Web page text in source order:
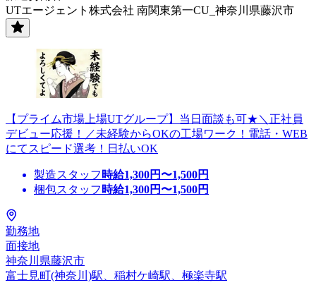
UTエージェント株式会社 南関東第一CU_神奈川県藤沢市
【プライム市場上場UTグループ】当日面談も可★＼正社員
デビュー応援！／未経験からOKの工場ワーク！電話・WEB
にてスピード選考！日払いOK
製造スタッフ 時給1,300円〜1,500円
梱包スタッフ 時給1,300円〜1,500円
勤務地
面接地
神奈川県藤沢市
富士見町(神奈川)駅、稲村ケ崎駅、極楽寺駅